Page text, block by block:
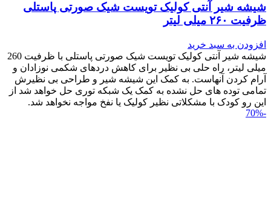
شیشه شیر آنتی کولیک تویست شیک صورتی پاستلی
ظرفیت ۲۶۰ میلی لیتر
افزودن به سبد خرید
شیشه شیر آنتی کولیک تویست شیک صورتی پاستلی با ظرفیت 260
میلی لیتر، راه حلی بی نظیر برای کاهش دردهای شکمی نوزادان و
آرام کردن آنهاست. به کمک این شیشه شیر و طراحی بی نظیرش
تمامی توده های حل نشده به کمک یک شبکه توری حل خواهد شد از
این رو کودک با مشکلاتی نظیر کولیک یا نفخ مواجه نخواهد شد.
-70%